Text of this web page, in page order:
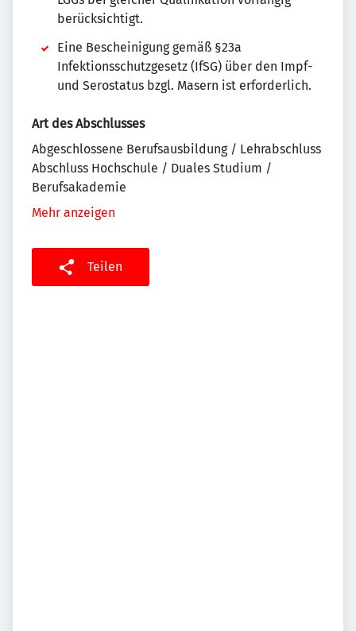
berücksichtigt.
Eine Bescheinigung gemäß §23a
Infektionsschutzgesetz (IfSG) über den Impf-
und Serostatus bzgl. Masern ist erforderlich.
Art des Abschlusses
Abgeschlossene Berufsausbildung / Lehrabschluss
Abschluss Hochschule / Duales Studium /
Berufsakademie
Mehr anzeigen
Teilen